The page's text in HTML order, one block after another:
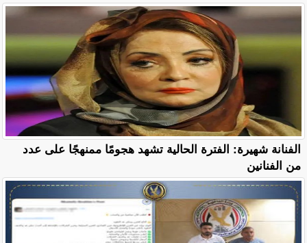
الفنانة شهيرة: الفترة الحالية تشهد هجومًا ممنهجًا على عدد
من الفنانين